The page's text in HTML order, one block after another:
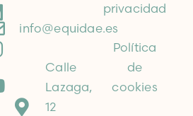
info@equidae.es
Calle
Lazaga,
12
privacidad
Política
de
cookies